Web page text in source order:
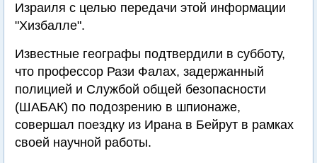
Израиля с целью передачи этой информации
"Хизбалле".
Известные географы подтвердили в субботу,
что профессор Рази Фалах, задержанный
полицией и Службой общей безопасности
(ШАБАК) по подозрению в шпионаже,
совершал поездку из Ирана в Бейрут в рамках
своей научной работы.